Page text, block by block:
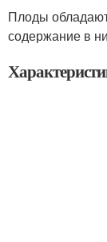
Плоды
содержание в